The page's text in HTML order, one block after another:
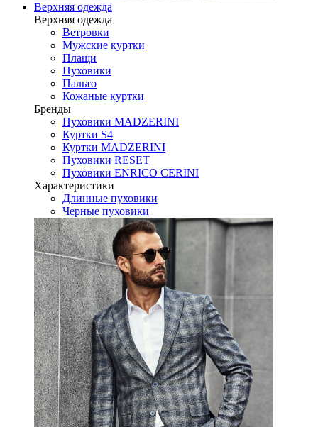
Верхняя одежда
Верхняя одежда
Ветровки
Мужские куртки
Плащи
Пуховики
Пальто
Кожаные куртки
Бренды
Пуховики MADZERINI
Куртки S4
Куртки MADZERINI
Пуховики RESET
Пуховики ENRICO CERINI
Характеристики
Длинные пуховики
Черные пуховики